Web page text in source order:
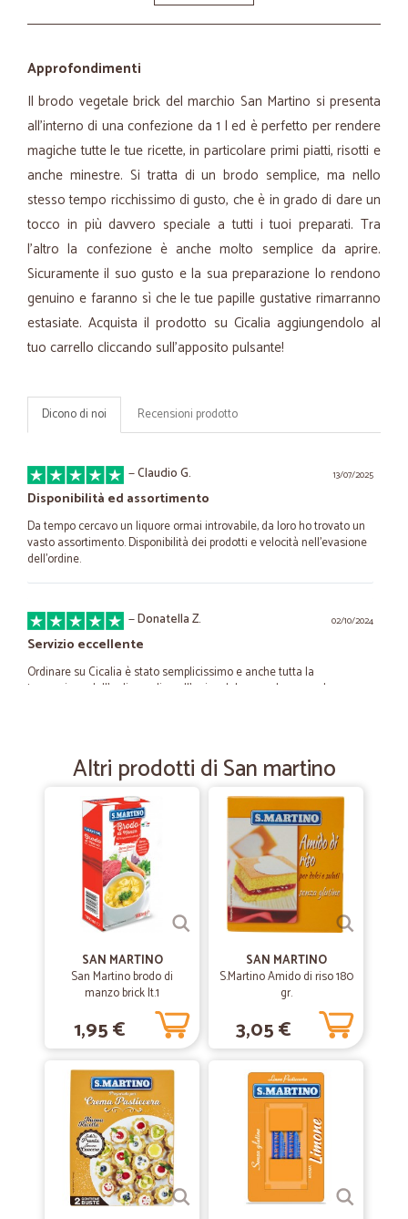
Approfondimenti
Il brodo vegetale brick del marchio San Martino si presenta
all’interno di una confezione da 1 l ed è perfetto per rendere
magiche tutte le tue ricette, in particolare primi piatti, risotti e
anche minestre. Si tratta di un brodo semplice, ma nello
stesso tempo ricchissimo di gusto, che è in grado di dare un
tocco in più davvero speciale a tutti i tuoi preparati. Tra
l’altro la confezione è anche molto semplice da aprire.
Sicuramente il suo gusto e la sua preparazione lo rendono
genuino e faranno sì che le tue papille gustative rimarranno
estasiate. Acquista il prodotto su Cicalia aggiungendolo al
tuo carrello cliccando sull’apposito pulsante!
Dicono di noi Recensioni prodotto
13/07/2025
—Claudio G.
Disponibilità ed assortimento
Da tempo cercavo un liquore ormai introvabile, da loro ho trovato un
vasto assortimento. Disponibilità dei prodotti e velocità nell'evasione
dell’ordine.
02/10/2024
—Donatella Z.
Servizio eccellente
Ordinare su Cicalia è stato semplicissimo e anche tutta la
transazione dall'ordine online all'arrivo del pacco da manuale.
— Silvia M.
Verdure fresche buonissime, servizio ottimo
Verdure fresche buonissime, spero anche in Verdure congelate in
futuro. Servizio ottimo
02/01/2023
—Massimo O.
tutto perfetto di più
tutto perfetto
28/04/2021
Alessandra C.
SERVIZIO VELOCE ED EFFICIENTE
SERVIZIO VELOCE ED EFFICIENTE
—Bruno B.
Consegna puntuale
Consegna puntuale, assortimento e prezzi non concorrenziali con
Esselunga online ma buoni valido in alternativa.
Altri prodotti di San martino
SAN MARTINO
San Martino brodo di
manzo brick lt.1
1,95 €
SAN MARTINO
S.Martino Amido di riso 180
gr.
3,05 €